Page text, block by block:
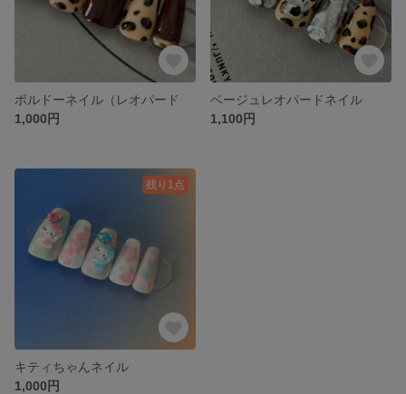
ボルドーネイル（レオパード
1,000円
ベージュレオパードネイル
1,100円
残り1点
キティちゃんネイル
1,000円